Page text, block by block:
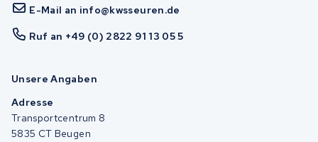
E-Mail an info@kwsseuren.de
Ruf an +49 (0) 2822 91 13 05 5
Unsere Angaben
Adresse
Transportcentrum 8
5835 CT Beugen